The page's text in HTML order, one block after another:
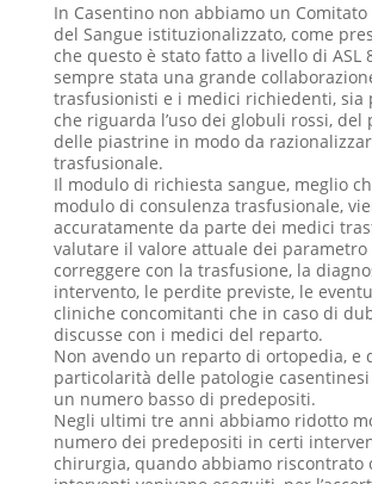
In Casentino non abbiamo un
del Sangue istituzionalizzato, come
che questo è stato fatto a livello di ASL
sempre stata una grande
trasfusionisti e i medici richiedenti, sia
che riguarda l’uso dei globuli rossi, del
delle piastrine in modo da
trasfusionale.
Il modulo di richiesta sangue, meglio
modulo di consulenza trasfusionale,
accuratamente da parte dei medici
valutare il valore attuale dei parametro
correggere con la trasfusione, la
intervento, le perdite previste, le
cliniche concomitanti che in caso di
discusse con i medici del reparto.
Non avendo un reparto di ortopedia, e
particolarità delle patologie
un numero basso di predepositi.
Negli ultimi tre anni abbiamo ridotto
numero dei predepositi in certi
chirurgia, quando abbiamo riscontrato